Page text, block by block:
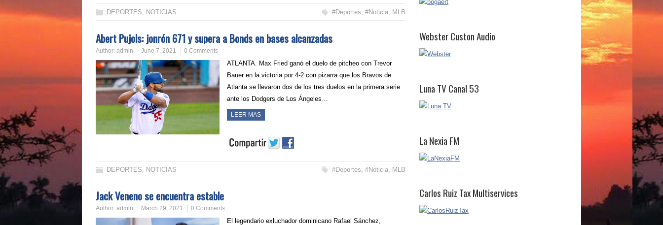
DEPORTES NOTICIAS #Deportes #Noticia, MLB
Abert Pujols: jonrón 671 y supera a Bonds en bases alcanzadas
Author: admin June 7, 2021 0 Comments
ATLANTA. Max Fried ganó el duelo de pitcheo con Trevor
Bauer en la victoria por 4-2 con pizarra que los Bravos de
Atlanta se llevaron dos de los tres duelos en la primera serie
ante los Dodgers de Los Ángeles…
LEER MAS
DEPORTES NOTICIAS #Deportes #Noticia, MLB
Jack Veneno se encuentra estable
Author: admin March 29, 2021 0 Comments
El legendario exluchador dominicano Rafael Sánchez,
Webster Custon Audio
Luna TV Canal 53
La Nexia FM
Carlos Ruiz Tax Multiservices